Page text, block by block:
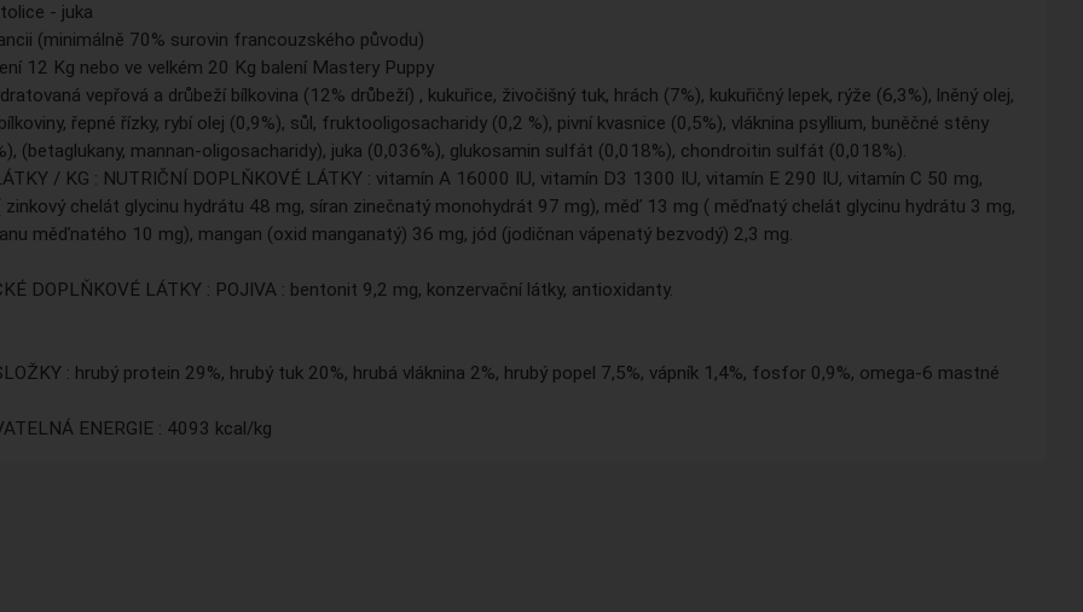
- juka
(minimálně 70% surovin francouzského původu)
12 Kg nebo ve velkém 20 Kg balení Mastery Puppy
vepřová a drůbeží bílkovina (12% drůbeží) , kukuřice, živočišný tuk, hrách (7%), kukuřičný lepek, rýže (6,3%), lněný olej,
řepné řízky, rybí olej (0,9%), sůl, fruktooligosacharidy (0,2 %), pivní kvasnice (0,5%), vláknina psyllium, buněčné stěny
(betaglukany, mannan-oligosacharidy), juka (0,036%), glukosamin sulfát (0,018%), chondroitin sulfát (0,018%).
/ KG : NUTRIČNÍ DOPLŇKOVÉ LÁTKY : vitamín A 16000 IU, vitamín D3 1300 IU, vitamín E 290 IU, vitamín C 50 mg,
zinkový chelát glycinu hydrátu 48 mg, síran zinečnatý monohydrát 97 mg), měď 13 mg ( měďnatý chelát glycinu hydrátu 3 mg,
měďnatého 10 mg), mangan (oxid manganatý) 36 mg, jód (jodičnan vápenatý bezvodý) 2,3 mg.
DOPLŇKOVÉ LÁTKY : POJIVA : bentonit 9,2 mg, konzervační látky, antioxidanty.
: hrubý protein 29%, hrubý tuk 20%, hrubá vláknina 2%, hrubý popel 7,5%, vápník 1,4%, fosfor 0,9%, omega-6 mastné
ENERGIE : 4093 kcal/kg